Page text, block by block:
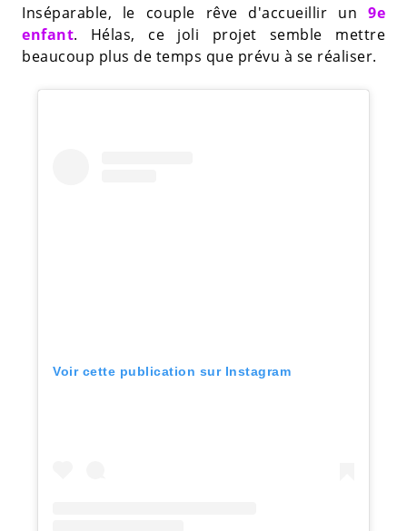
Inséparable, le couple rêve d'accueillir un 9e
enfant. Hélas, ce joli projet semble mettre
beaucoup plus de temps que prévu à se réaliser.
Voir cette publication sur Instagram